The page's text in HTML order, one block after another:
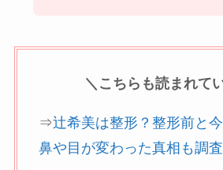
＼こちらも読まれて
⇒辻希美は整形？整形前と
鼻や目が変わった真相も調査